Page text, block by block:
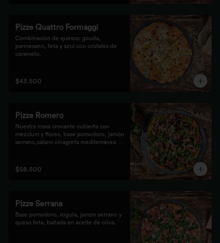
Pizze Quattro Formaggi
Combinación de quesos: gouda,
parmesano, feta y azul con cristales de
caramelo.
$43.500
Pizze Romero
Nuestra masa crocante cubierta con
mezclum y flores, base pomodoro, jamón
serrano,salami vinagreta mediterránea y
$58.500
Pizze Serrana
Base pomodoro, rúgula, jamón serrano y
queso feta, bañada en aceite de oliva.